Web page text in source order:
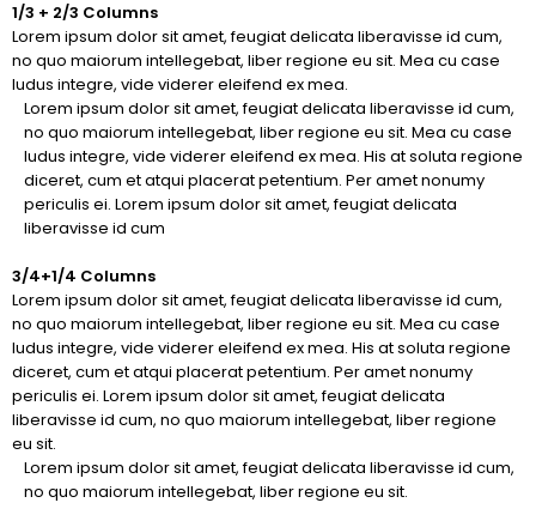
1/3 + 2/3 Columns
Lorem ipsum dolor sit amet, feugiat delicata liberavisse id cum,
no quo maiorum intellegebat, liber regione eu sit. Mea cu case
ludus integre, vide viderer eleifend ex mea.
Lorem ipsum dolor sit amet, feugiat delicata liberavisse id cum,
no quo maiorum intellegebat, liber regione eu sit. Mea cu case
ludus integre, vide viderer eleifend ex mea. His at soluta regione
diceret, cum et atqui placerat petentium. Per amet nonumy
periculis ei. Lorem ipsum dolor sit amet, feugiat delicata
liberavisse id cum
3/4+1/4 Columns
Lorem ipsum dolor sit amet, feugiat delicata liberavisse id cum,
no quo maiorum intellegebat, liber regione eu sit. Mea cu case
ludus integre, vide viderer eleifend ex mea. His at soluta regione
diceret, cum et atqui placerat petentium. Per amet nonumy
periculis ei. Lorem ipsum dolor sit amet, feugiat delicata
liberavisse id cum, no quo maiorum intellegebat, liber regione
eu sit.
Lorem ipsum dolor sit amet, feugiat delicata liberavisse id cum,
no quo maiorum intellegebat, liber regione eu sit.